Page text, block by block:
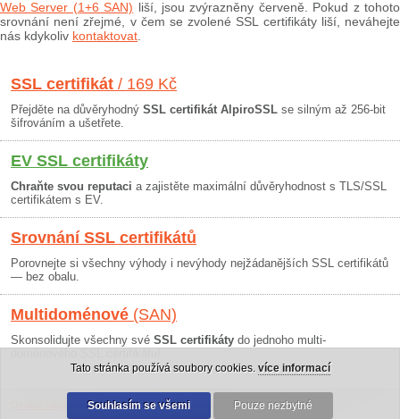
Web Server (1+6 SAN) liší, jsou zvýrazněny červeně. Pokud z tohoto
srovnání není zřejmé, v čem se zvolené SSL certifikáty liší, neváhejte
nás kdykoliv kontaktovat
SSL certifikát / 169 Kč
Přejděte na důvěryhodný SSL certifikát AlpiroSSL se silným až 256-bit
šifrováním a ušetřete.
EV SSL certifikáty
Chraňte svou reputaci a zajistěte maximální důvěryhodnost s TLS/SSL
certifikátem s EV.
Srovnání SSL certifikátů
Porovnejte si všechny výhody i nevýhody nejžádanějších SSL certifikátů
— bez obalu.
Multidoménové (SAN)
Skonsolidujte všechny své SSL certifikáty do jednoho multi-
Obchodní podmínky|30 dní záruka
Tato stránka používá soubory cookies. více informací
Souhlasím se všemi Pouze nezbytné